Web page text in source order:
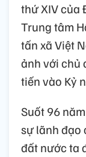
thứ XIV của
Trung tâm
tấn xã Việt
ảnh với chủ
tiến vào Kỷ
Suốt 96
sự lãnh đạo
đất nước ta